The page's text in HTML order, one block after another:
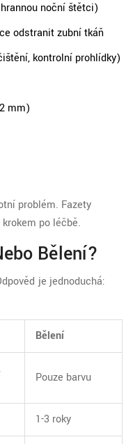
noční štětci)
odstranit zubní tkáň
kontrolní prohlídky)
mm)
problém. Fazety
po léčbě.
Bělení?
je jednoduchá:
Bělení
Pouze barvu
1-3 roky